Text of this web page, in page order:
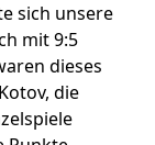
sich unsere
mit 9:5
dieses
die